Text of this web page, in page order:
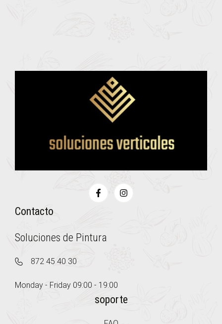
Contacto
Soluciones de Pintura
872 45 40 30
Monday - Friday 09:00 - 19:00
soporte